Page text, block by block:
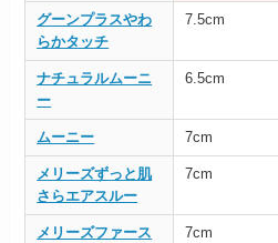
グーンプラスやわ
らかタッチ
7.5cm
ナチュラルムーニ
ー
6.5cm
ムーニー 7cm
メリーズずっと肌
さらエアスルー
7cm
メリーズファース
7cm